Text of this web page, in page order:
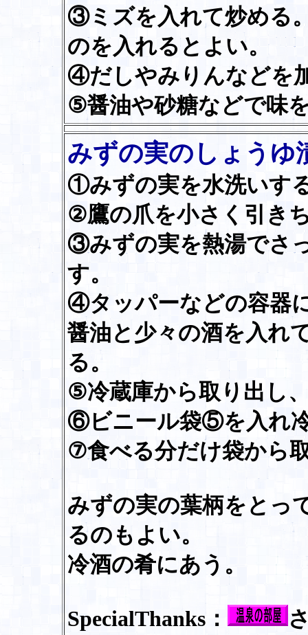
③ミズを入れて炒める
のを入れるとよい。
④だしやみりんなどを
⑤醤油や砂糖などで味
みずの実のしょうゆ
①みずの実を水洗いす
②鷹の爪を小さく引き
③みずの実を熱湯でさ
す。
④タッパーなどの容器
醤油と少々の酒を入れ
る。
⑤冷蔵庫から取り出し
⑥ビニール袋⑤を入れ
⑦食べる分だけ袋から
みずの実の葉柄をとっ
るのもよい。
冷酒の肴にあう。
SpecialThanks：